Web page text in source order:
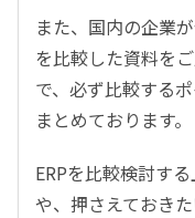
また、国内の企業
を比較した資料を
で、必ず比較する
まとめております。
ERPを比較検討す
や、押さえておき